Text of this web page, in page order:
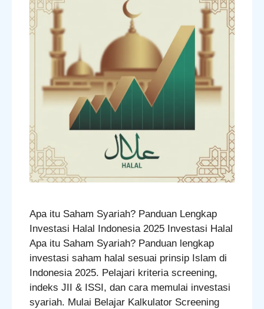
Apa itu Saham Syariah? Panduan Lengkap
Investasi Halal Indonesia 2025 Investasi Halal
Apa itu Saham Syariah? Panduan lengkap
investasi saham halal sesuai prinsip Islam di
Indonesia 2025. Pelajari kriteria screening,
indeks JII & ISSI, dan cara memulai investasi
syariah. Mulai Belajar Kalkulator Screening